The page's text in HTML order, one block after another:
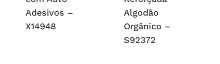
Adesivos –
X14948
Algodão
Orgânico –
S92372